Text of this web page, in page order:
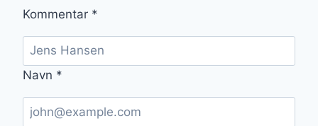
Kommentar *
Navn *